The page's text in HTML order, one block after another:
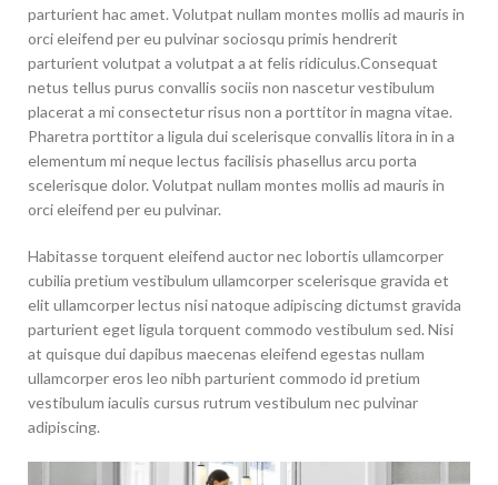
parturient hac amet. Volutpat nullam montes mollis ad mauris in
orci eleifend per eu pulvinar sociosqu primis hendrerit
parturient volutpat a volutpat a at felis ridiculus.Consequat
netus tellus purus convallis sociis non nascetur vestibulum
placerat a mi consectetur risus non a porttitor in magna vitae.
Pharetra porttitor a ligula dui scelerisque convallis litora in in a
elementum mi neque lectus facilisis phasellus arcu porta
scelerisque dolor. Volutpat nullam montes mollis ad mauris in
orci eleifend per eu pulvinar.
Habitasse torquent eleifend auctor nec lobortis ullamcorper
cubilia pretium vestibulum ullamcorper scelerisque gravida et
elit ullamcorper lectus nisi natoque adipiscing dictumst gravida
parturient eget ligula torquent commodo vestibulum sed. Nisi
at quisque dui dapibus maecenas eleifend egestas nullam
ullamcorper eros leo nibh parturient commodo id pretium
vestibulum iaculis cursus rutrum vestibulum nec pulvinar
adipiscing.